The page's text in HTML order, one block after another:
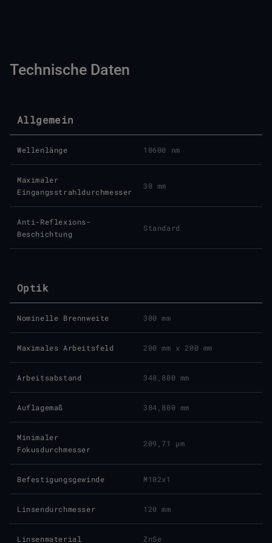
Technische Daten
Allgemein
Wellenlänge 10600 nm
Maximaler
Eingangsstrahldurchmesser
30 mm
Anti-Reflexions-
Beschichtung
Standard
Optik
Nominelle Brennweite 300 mm
Maximales Arbeitsfeld 200 mm x 200 mm
Arbeitsabstand 348,800 mm
Auflagemaß 384,800 mm
Minimaler
Fokusdurchmesser
209,71 μm
Befestigungsgewinde M102x1
Linsendurchmesser 120 mm
Linsenmaterial ZnSe